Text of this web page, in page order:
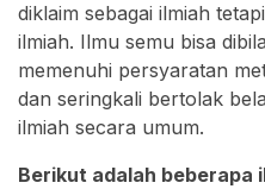
diklaim sebagai ilmiah
ilmiah. Ilmu semu bisa
memenuhi persyaratan
dan seringkali bertolak
ilmiah secara umum.
Berikut adalah beberapa